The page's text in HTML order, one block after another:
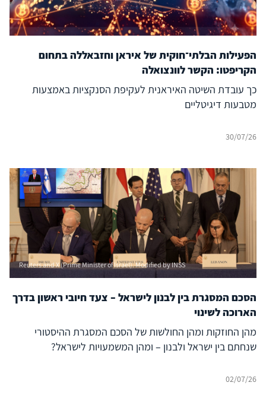
הפעילות הבלתי־חוקית של איראן וחזבאללה בתחום
הקריפטו: הקשר לוונצואלה
כך עובדת השיטה האיראנית לעקיפת הסנקציות באמצעות
מטבעות דיגיטליים
30/07/26
Reuters and X (Prime Minister of Israel). Modified by INSS
הסכם המסגרת בין לבנון לישראל – צעד חיובי ראשון בדרך
הארוכה לשינוי
מהן החוזקות ומהן החולשות של הסכם המסגרת ההיסטורי
שנחתם בין ישראל ולבנון – ומהן המשמעויות לישראל?
02/07/26